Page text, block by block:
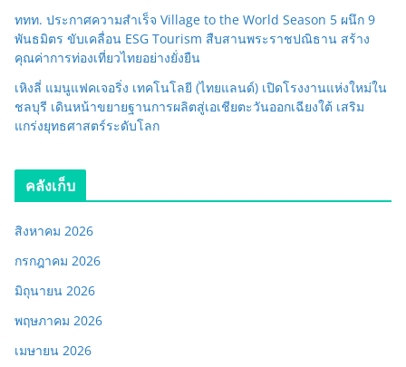
ททท. ประกาศความสำเร็จ Village to the World Season 5 ผนึก 9
พันธมิตร ขับเคลื่อน ESG Tourism สืบสานพระราชปณิธาน สร้าง
คุณค่าการท่องเที่ยวไทยอย่างยั่งยืน
เหิงลี่ แมนูแฟคเจอริ่ง เทคโนโลยี (ไทยแลนด์) เปิดโรงงานแห่งใหม่ใน
ชลบุรี เดินหน้าขยายฐานการผลิตสู่เอเชียตะวันออกเฉียงใต้ เสริม
แกร่งยุทธศาสตร์ระดับโลก
คลังเก็บ
สิงหาคม 2026
กรกฎาคม 2026
มิถุนายน 2026
พฤษภาคม 2026
เมษายน 2026